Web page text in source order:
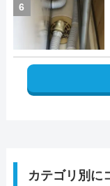
6
カテゴリ別に